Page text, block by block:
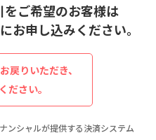
ご希望のお客様は
お申し込みください。
戻りいただき、
ださい。
ンシャルが提供する決済システム